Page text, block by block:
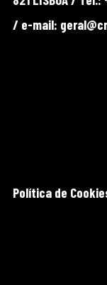
/ e-mail:
Política de